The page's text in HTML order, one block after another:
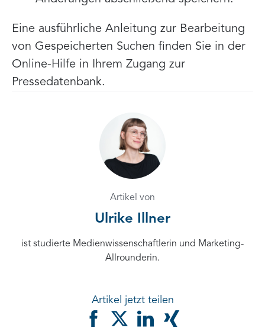
Eine ausführliche Anleitung zur Bearbeitung
von Gespeicherten Suchen finden Sie in der
Online-Hilfe in Ihrem Zugang zur
Pressedatenbank.
Artikel von
Ulrike Illner
ist studierte Medienwissenschaftlerin und Marketing-
Allrounderin.
Artikel jetzt teilen